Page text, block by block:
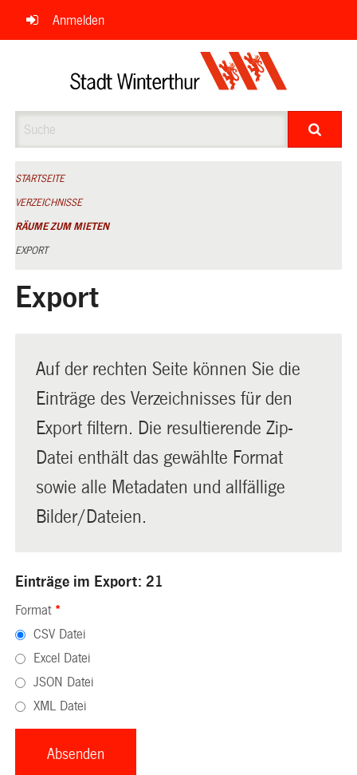
Navigation
überspringen
Anmelden
STARTSEITE
VERZEICHNISSE
RÄUME ZUM MIETEN
EXPORT
Export
Auf der rechten Seite können Sie die
Einträge des Verzeichnisses für den
Export filtern. Die resultierende Zip-
Datei enthält das gewählte Format
sowie alle Metadaten und allfällige
Bilder/Dateien.
Einträge im Export: 21
Format *
CSV Datei
Excel Datei
JSON Datei
XML Datei